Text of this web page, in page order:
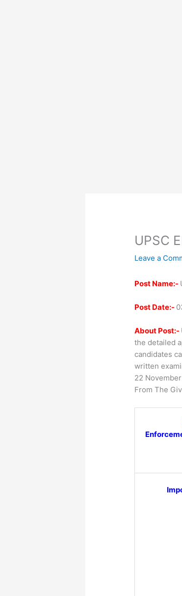
UPSC
Leave a
Post Name:-
Post Date:-
About Post:-
the detailed
candidates
written
22
From The